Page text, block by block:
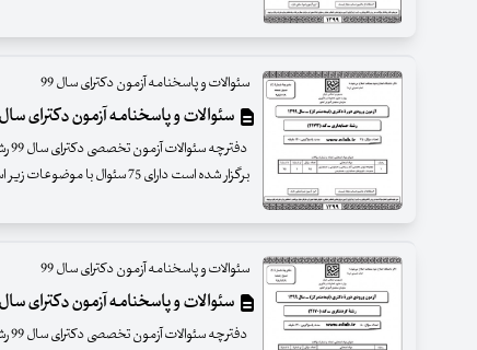
سئوالات و پاسخنامه آزمون دکترای سال 99
سئوالات و پاسخنامه آزمون دکترای سال 99 رشته حسابداری
برگزار شده است دارای 75 سئوال با موضوعات زیر است
سئوالات و پاسخنامه آزمون دکترای سال 99
سئوالات و پاسخنامه آزمون دکترای سال 99رشته گردشگری